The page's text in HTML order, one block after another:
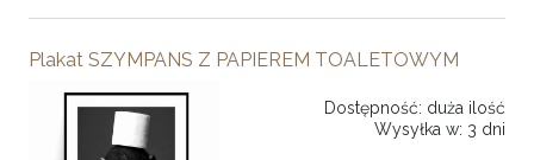
Plakat SZYMPANS Z PAPIEREM TOALETOWYM
Dostępność: duża ilość
Wysyłka w: 3 dni